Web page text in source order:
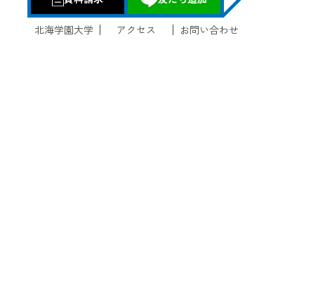
北海学園大学 アクセス お問い合わせ